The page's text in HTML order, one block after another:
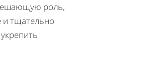
роль,
и тщательно